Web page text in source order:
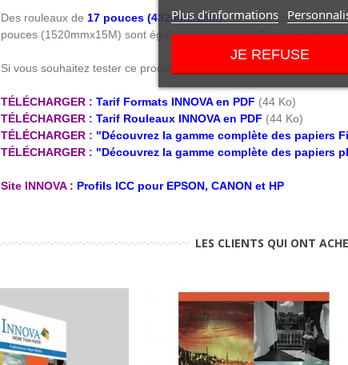
Des rouleaux de 17 pouces (432mmx15M), de 24 pouces
pouces (1520mmx15M) sont également proposés. Tous ces
Si vous souhaitez tester ce produit, des pochettes échantillons sont
TÉLÉCHARGER : Tarif Formats INNOVA en PDF (44 Ko)
TÉLÉCHARGER : Tarif Rouleaux INNOVA en PDF (44 Ko)
TÉLÉCHARGER : "Découvrez la gamme complète des papiers
TÉLÉCHARGER : "Découvrez la gamme complète des papiers
Site INNOVA : Profils ICC pour EPSON, CANON et HP
LES CLIENTS QUI ONT
Plus d'informations
JE REFUSE